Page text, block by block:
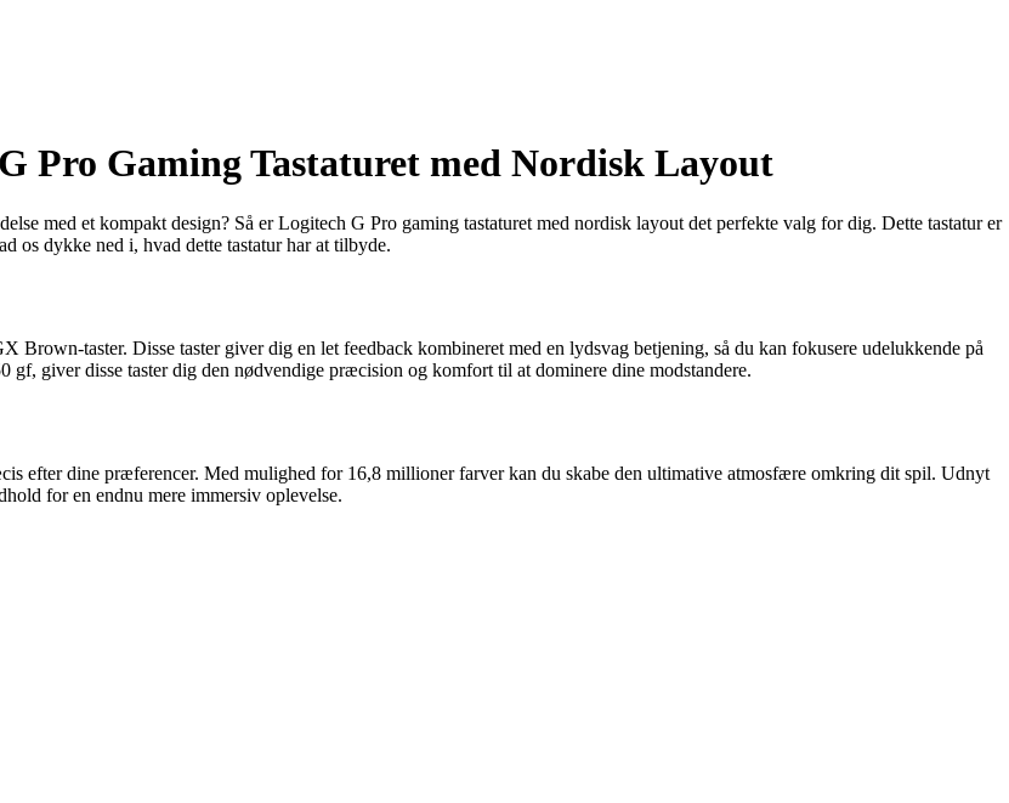
Pro Gaming Tastaturet med Nordisk Layout
med et kompakt design? Så er Logitech G Pro gaming tastaturet med nordisk layout det perfekte valg for dig. Dette tastatur er
os dykke ned i, hvad dette tastatur har at tilbyde.
Brown-taster. Disse taster giver dig en let feedback kombineret med en lydsvag betjening, så du kan fokusere udelukkende på
giver disse taster dig den nødvendige præcision og komfort til at dominere dine modstandere.
efter dine præferencer. Med mulighed for 16,8 millioner farver kan du skabe den ultimative atmosfære omkring dit spil. Udnyt
for en endnu mere immersiv oplevelse.